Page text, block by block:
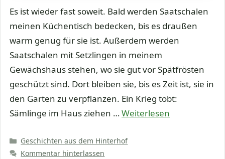
Es ist wieder fast soweit. Bald werden Saatschalen
meinen Küchentisch bedecken, bis es draußen
warm genug für sie ist. Außerdem werden
Saatschalen mit Setzlingen in meinem
Gewächshaus stehen, wo sie gut vor Spätfrösten
geschützt sind. Dort bleiben sie, bis es Zeit ist, sie in
den Garten zu verpflanzen. Ein Krieg tobt:
Sämlinge im Haus ziehen …Weiterlesen
Kategorien
Geschichten aus dem Hinterhof
Kommentar hinterlassen